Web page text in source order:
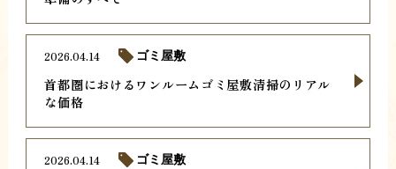
首都圏におけるワンルームゴミ屋敷清掃のリアル
な価格
2026.04.14 ゴミ屋敷
2026.04.14 ゴミ屋敷